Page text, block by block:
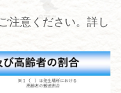
注意ください。詳し